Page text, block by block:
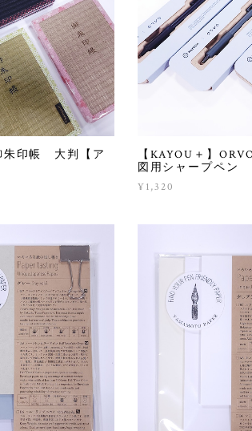
朱印帳 大判【ア
【KAYOU＋】
図用シャープペン
¥1,320